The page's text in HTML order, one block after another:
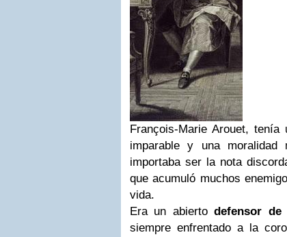
François-Marie Arouet,
imparable y una
importaba ser la nota
que acumuló muchos
vida.
Era un abiertodefensor
siempre enfrentado a la